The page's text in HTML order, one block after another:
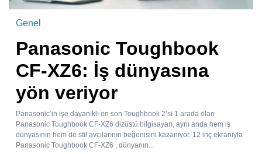
Genel
Panasonic Toughbook
CF-XZ6: İş dünyasına
yön veriyor
Panasonic’in işe dayanıklı en son Toughbook 2’si 1 arada olan
Panasonic Toughbook CF-XZ6 dizüstü bilgisayarı, aynı anda hem iş
dünyasının hem de stil avcılarının beğenisini kazanıyor. 12 inç ekranıyla
Panasonic Toughbook CF-XZ6 , dünyanın...